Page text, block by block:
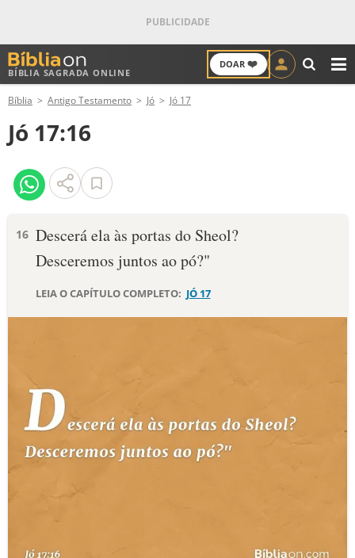
BÍBLIA SAGRADA ONLINE
DOAR ❤️
ANTIGO TESTAMENTO
NOVO TESTAMENTO
VERSÍCULOS
PALAVRA DO DIA
10 MANDAMENTOS
ESTUDOS BÍBLICOS
ESBOÇOS DE PREGAÇÃO
PERGUNTE À BÍBLIA
Bíblia Antigo Testamento Jó Jó 17
Jó 17:16
16 Descerá ela às portas do Sheol?
Desceremos juntos ao pó?"
LEIA O CAPÍTULO COMPLETO: JÓ 17